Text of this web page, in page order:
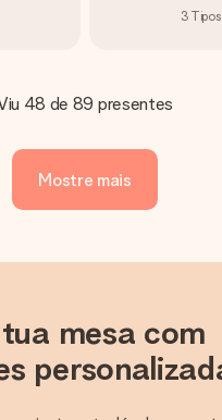
3 Tipos
48 de 89 presentes
Mostre mais
mesa com